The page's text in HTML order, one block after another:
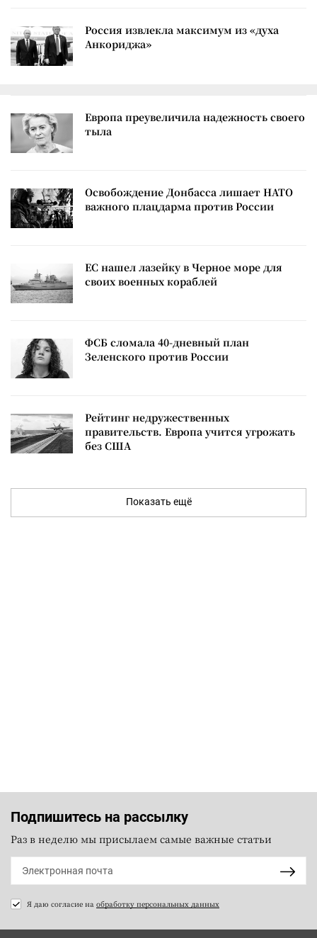
Россия извлекла максимум из «духа
Анкориджа»
Европа преувеличила надежность своего
тыла
Освобождение Донбасса лишает НАТО
важного плацдарма против России
ЕС нашел лазейку в Черное море для
своих военных кораблей
ФСБ сломала 40-дневный план
Зеленского против России
Рейтинг недружественных
правительств. Европа учится угрожать
без США
Показать ещё
Подпишитесь на рассылку
Раз в неделю мы присылаем самые важные статьи
Я даю согласие на обработку персональных данных